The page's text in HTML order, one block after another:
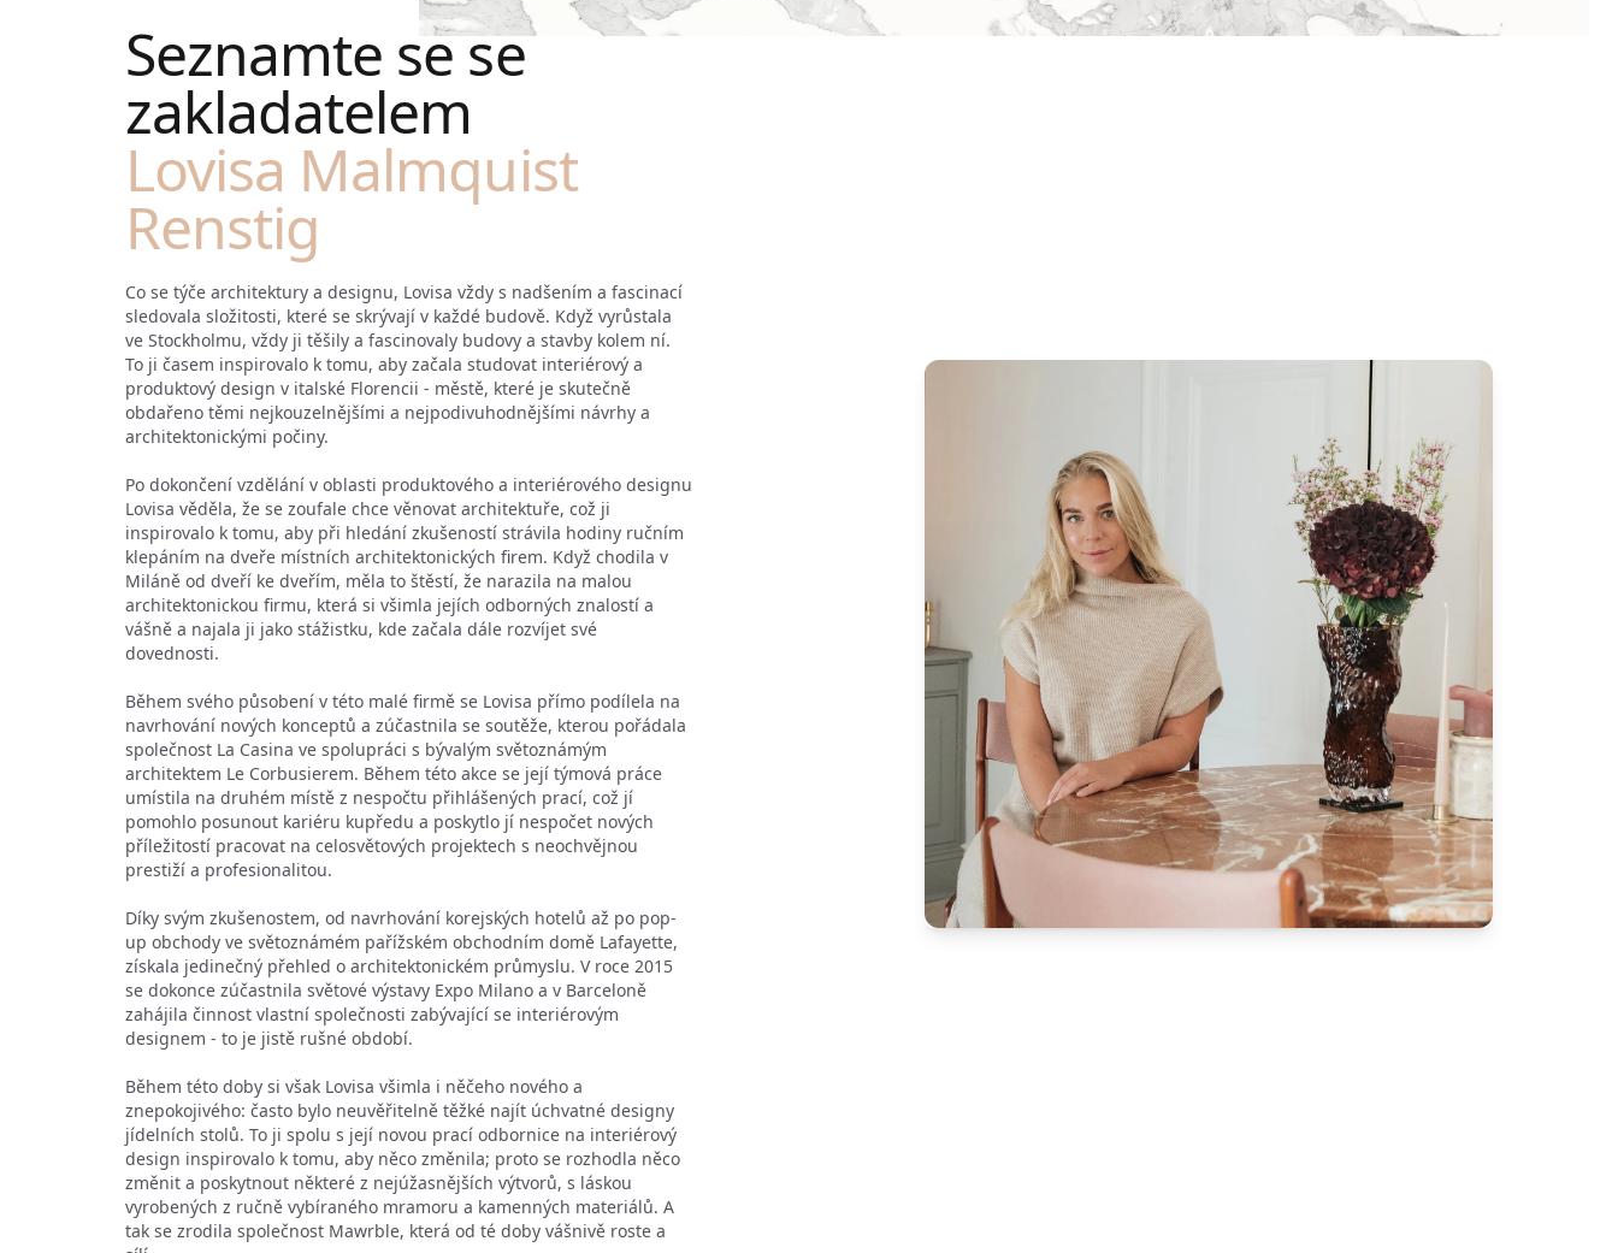
Seznamte se se
zakladatelem
Lovisa Malmquist
Renstig
Co se týče architektury a designu, Lovisa vždy s nadšením a fascinací
sledovala složitosti, které se skrývají v každé budově. Když vyrůstala
ve Stockholmu, vždy ji těšily a fascinovaly budovy a stavby kolem ní.
To ji časem inspirovalo k tomu, aby začala studovat interiérový a
produktový design v italské Florencii - městě, které je skutečně
obdařeno těmi nejkouzelnějšími a nejpodivuhodnějšími návrhy a
architektonickými počiny.
Po dokončení vzdělání v oblasti produktového a interiérového designu
Lovisa věděla, že se zoufale chce věnovat architektuře, což ji
inspirovalo k tomu, aby při hledání zkušeností strávila hodiny ručním
klepáním na dveře místních architektonických firem. Když chodila v
Miláně od dveří ke dveřím, měla to štěstí, že narazila na malou
architektonickou firmu, která si všimla jejích odborných znalostí a
vášně a najala ji jako stážistku, kde začala dále rozvíjet své
dovednosti.
Během svého působení v této malé firmě se Lovisa přímo podílela na
navrhování nových konceptů a zúčastnila se soutěže, kterou pořádala
společnost La Casina ve spolupráci s bývalým světoznámým
architektem Le Corbusierem. Během této akce se její týmová práce
umístila na druhém místě z nespočtu přihlášených prací, což jí
pomohlo posunout kariéru kupředu a poskytlo jí nespočet nových
příležitostí pracovat na celosvětových projektech s neochvějnou
prestiží a profesionalitou.
Díky svým zkušenostem, od navrhování korejských hotelů až po pop-
up obchody ve světoznámém pařížském obchodním domě Lafayette,
získala jedinečný přehled o architektonickém průmyslu. V roce 2015
se dokonce zúčastnila světové výstavy Expo Milano a v Barceloně
zahájila činnost vlastní společnosti zabývající se interiérovým
designem - to je jistě rušné období.
Během této doby si však Lovisa všimla i něčeho nového a
znepokojivého: často bylo neuvěřitelně těžké najít úchvatné designy
jídelních stolů. To ji spolu s její novou prací odbornice na interiérový
design inspirovalo k tomu, aby něco změnila; proto se rozhodla něco
změnit a poskytnout některé z nejúžasnějších výtvorů, s láskou
vyrobených z ručně vybíraného mramoru a kamenných materiálů. A
tak se zrodila společnost Mawrble, která od té doby vášnivě roste a